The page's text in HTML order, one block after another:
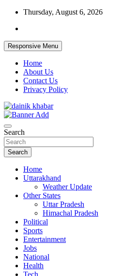
Skip
content
Thursday, August 6, 2026
Responsive Menu
Home
About Us
Contact Us
Privacy Policy
Dainikkhabar.in –
Hindi News Website
Search
Search
Home
Uttarakhand
Weather Update
Other States
Uttar Pradesh
Himachal Pradesh
Political
Sports
Entertainment
Jobs
National
Health
Tech